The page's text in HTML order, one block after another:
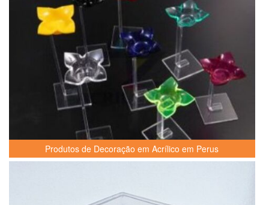
Produtos de Decoração em Acrílico em Perus